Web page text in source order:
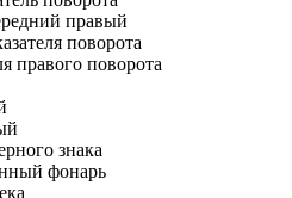
правый
поворота
правого поворота
знака
фонарь